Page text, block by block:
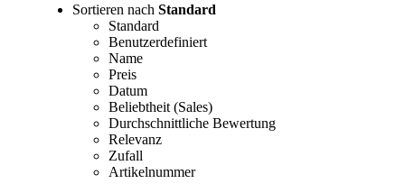
Sortieren nachStandard
Standard
Benutzerdefiniert
Name
Preis
Datum
Beliebtheit (Sales)
Durchschnittliche Bewertung
Relevanz
Zufall
Artikelnummer